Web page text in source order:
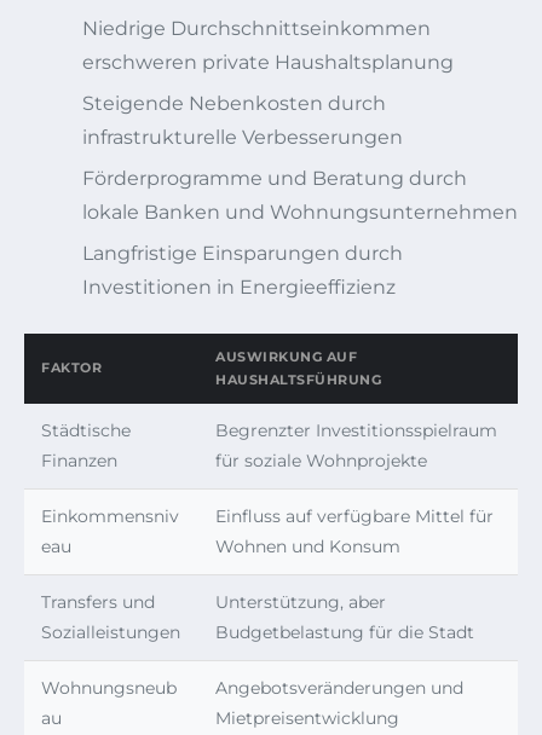
Niedrige Durchschnittseinkommen
erschweren private Haushaltsplanung
Steigende Nebenkosten durch
infrastrukturelle Verbesserungen
Förderprogramme und Beratung durch
lokale Banken und Wohnungsunternehmen
Langfristige Einsparungen durch
Investitionen in Energieeffizienz
FAKTOR
AUSWIRKUNG AUF
HAUSHALTSFÜHRUNG
Städtische
Finanzen
Begrenzter Investitionsspielraum
für soziale Wohnprojekte
Einkommensniv
eau
Einfluss auf verfügbare Mittel für
Wohnen und Konsum
Transfers und
Sozialleistungen
Unterstützung, aber
Budgetbelastung für die Stadt
Wohnungsneub
au
Angebotsveränderungen und
Mietpreisentwicklung